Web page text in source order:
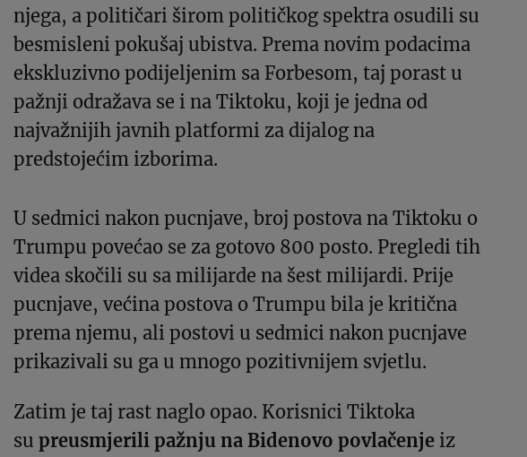
njega, a političari širom političkog spektra osudili su
besmisleni pokušaj ubistva. Prema novim podacima
ekskluzivno podijeljenim sa Forbesom, taj porast u
pažnji odražava se i na Tiktoku, koji je jedna od
najvažnijih javnih platformi za dijalog na
predstojećim izborima.
U sedmici nakon pucnjave, broj postova na Tiktoku o
Trumpu povećao se za gotovo 800 posto. Pregledi tih
videa skočili su sa milijarde na šest milijardi. Prije
pucnjave, većina postova o Trumpu bila je kritična
prema njemu, ali postovi u sedmici nakon pucnjave
prikazivali su ga u mnogo pozitivnijem svjetlu.
Zatim je taj rast naglo opao. Korisnici Tiktoka
su preusmjerili pažnju na Bidenovo povlačenje iz